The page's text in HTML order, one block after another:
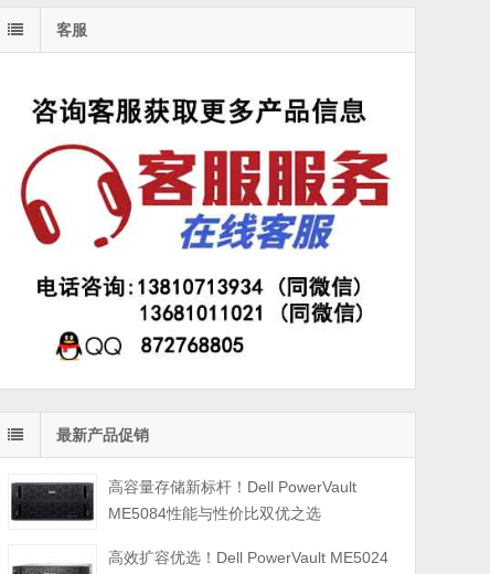
客服
最新产品促销
高容量存储新标杆！Dell PowerVault
ME5084性能与性价比双优之选
高效扩容优选！Dell PowerVault ME5024